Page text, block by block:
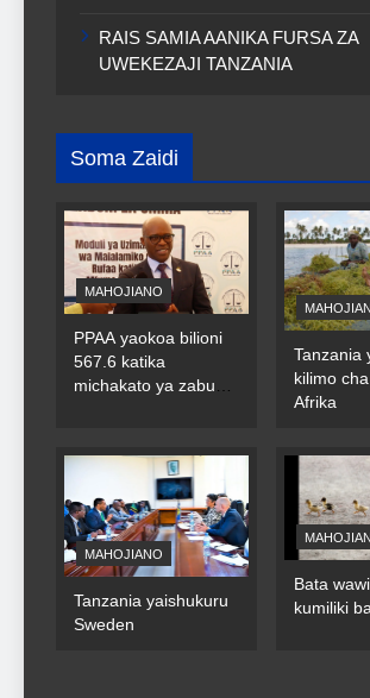
RAIS SAMIA AANIKA FURSA ZA
UWEKEZAJI TANZANIA
Soma Zaidi
MAHOJIANO
PPAA yaokoa bilioni
567.6 katika
michakato ya zabuni
Tanzania
kilimo
Afrika
MAHOJIANO
Tanzania yaishukuru
Sweden
Bata
kumiliki